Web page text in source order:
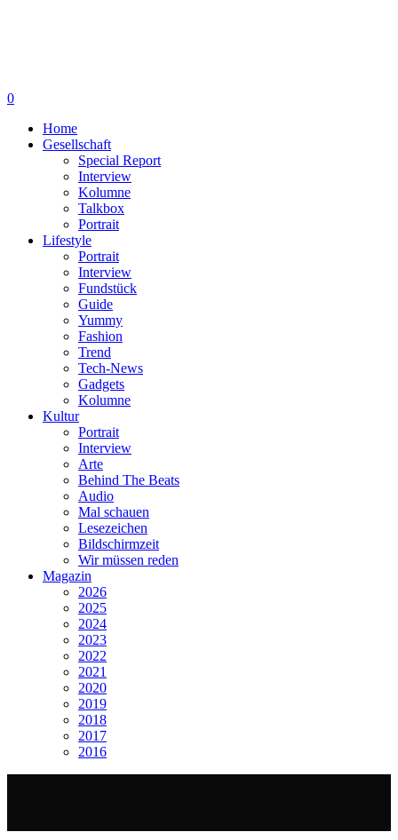
0
Home
Gesellschaft
Special Report
Interview
Kolumne
Talkbox
Portrait
Lifestyle
Portrait
Interview
Fundstück
Guide
Yummy
Fashion
Trend
Tech-News
Gadgets
Kolumne
Kultur
Portrait
Interview
Arte
Behind The Beats
Audio
Mal schauen
Lesezeichen
Bildschirmzeit
Wir müssen reden
Magazin
2026
2025
2024
2023
2022
2021
2020
2019
2018
2017
2016